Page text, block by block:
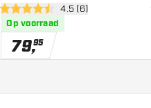
open reviews drawer
4.5 score sterren4.5 (6)
Op voorraad
79,95